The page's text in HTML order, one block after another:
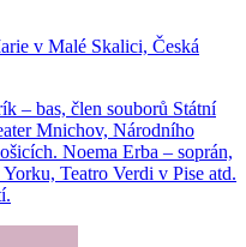
v Malé Skalici, Česká
– bas, člen souborů Státní
Mnichov, Národního
Noema Erba – soprán,
Teatro Verdi v Pise atd.